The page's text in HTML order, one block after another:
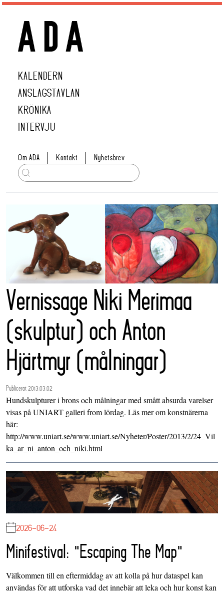
KALENDERN
ANSLAGSTAVLAN
KRÖNIKA
INTERVJU
Om ADA Kontakt Nyhetsbrev
Vernissage Niki Merimaa
(skulptur) och Anton
Hjärtmyr (målningar)
Publicerat 2013.03.02
Hundskulpturer i brons och målningar med smått absurda varelser
visas på UNIART galleri from lördag. Läs mer om konstnärerna
här:
http://www.uniart.se/www.uniart.se/Nyheter/Poster/2013/2/24_Vil
ka_ar_ni_anton_och_niki.html
2026-06-24
Minifestival: "Escaping The Map"
Välkommen till en eftermiddag av att kolla på hur dataspel kan
användas för att utforska vad det innebär att leka och hur konst kan